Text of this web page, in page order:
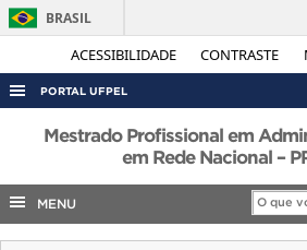
ACESSIBILIDADE CONTRASTE
BRASIL
PORTAL UFPEL
ACESSO À INFORMAÇÃO
COBALTO
CONCURSOS
Mestrado Profissional em
em Rede Nacional –
MENU